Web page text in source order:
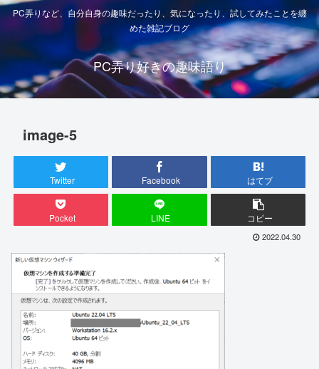
PC弄りなど、自分自身の趣味だったり、気になったり、試してみたことを纏
めた雑記ブログ
PC弄り好きの趣味語り
image-5
Twitter Facebook はてブ
Pocket LINE コピー
2022.04.30